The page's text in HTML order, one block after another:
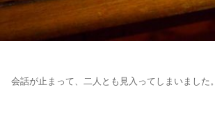
会話が止まって、二人とも見入ってしまいました。